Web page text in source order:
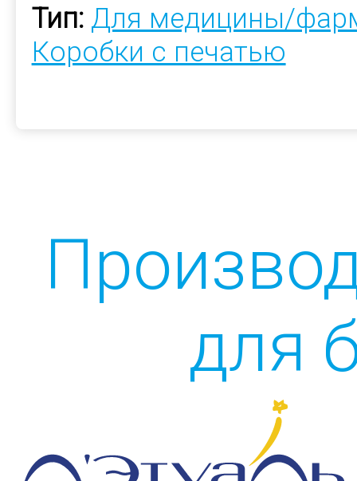
Тип: Для медицины/
Коробки с печатью
для